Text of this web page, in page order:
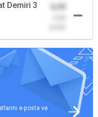
Demiri 3
0,00
e-posta ve